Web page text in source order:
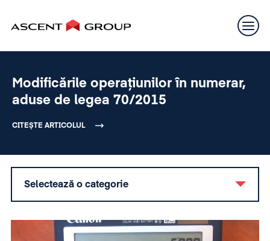
Modificările operațiunilor în numerar,
aduse de legea 70/2015
CITEȘTE ARTICOLUL
Selectează o categorie